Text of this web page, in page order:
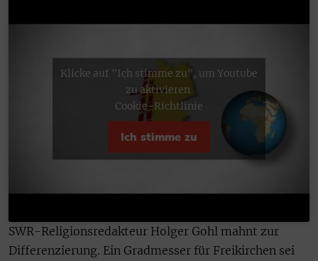
Klicke auf "Ich stimme zu", um Youtube
zu aktivieren
Cookie-Richtlinie
Ich stimme zu
SWR-Religionsredakteur Holger Gohl mahnt zur
Differenzierung. Ein Gradmesser für Freikirchen sei